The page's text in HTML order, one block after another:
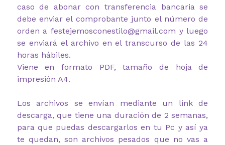
caso de abonar con transferencia bancaria se
debe enviar el comprobante junto el número de
orden a festejemosconestilo@gmail.com y luego
se enviará el archivo en el transcurso de las 24
horas hábiles.
Viene en formato PDF, tamaño de hoja de
impresión A4.
Los archivos se envían mediante un link de
descarga, que tiene una duración de 2 semanas,
para que puedas descargarlos en tu Pc y así ya
te quedan, son archivos pesados que no vas a